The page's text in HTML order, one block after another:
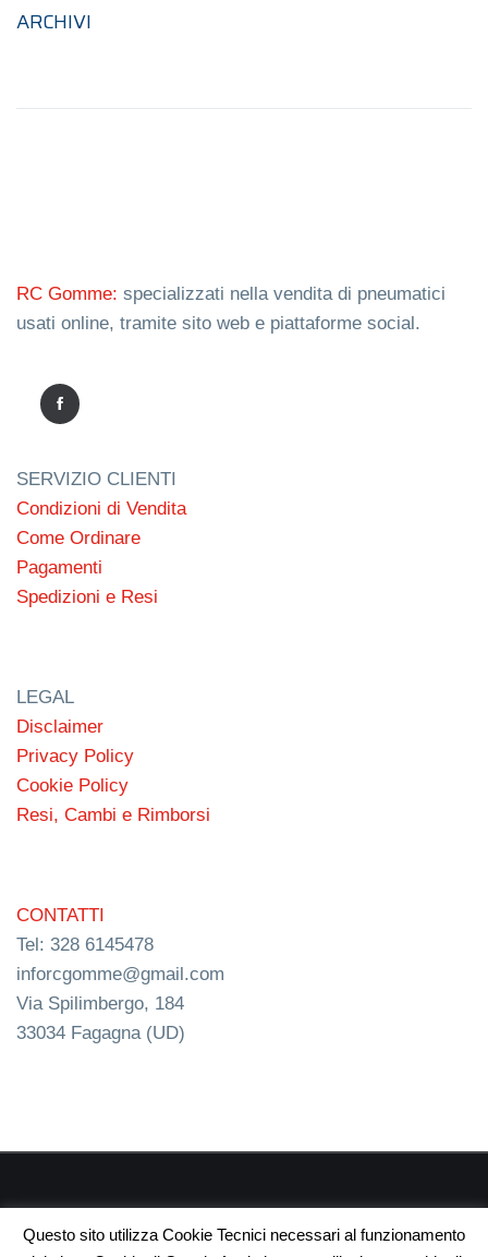
ARCHIVI
RC Gomme: specializzati nella vendita di pneumatici
usati online, tramite sito web e piattaforme social.
SERVIZIO CLIENTI
Condizioni di Vendita
Come Ordinare
Pagamenti
Spedizioni e Resi
LEGAL
Disclaimer
Privacy Policy
Cookie Policy
Resi, Cambi e Rimborsi
CONTATTI
Tel: 328 6145478
inforcgomme@gmail.com
Via Spilimbergo, 184
33034 Fagagna (UD)
webdesign
Questo sito utilizza Cookie Tecnici necessari al funzionamento